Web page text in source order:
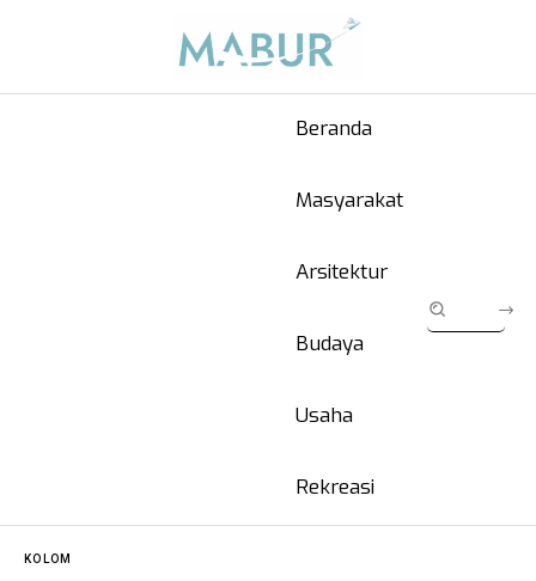
Beranda
Masyarakat
Arsitektur
Budaya
Usaha
Rekreasi
KOLOM